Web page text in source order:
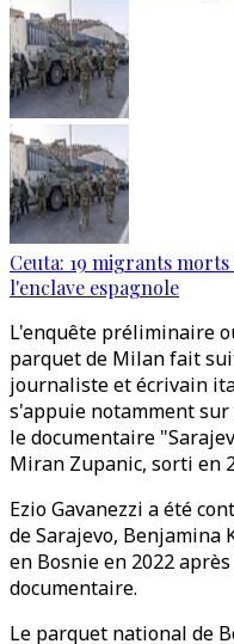
Ceuta: 19 migrants morts
l'enclave espagnole
L'enquête préliminaire
parquet de Milan fait
journaliste et écrivain
s'appuie notamment
le documentaire
Miran Zupanic, sorti en
Ezio Gavanezzi a été
de Sarajevo,
en Bosnie en 2022
documentaire.
Le parquet national de